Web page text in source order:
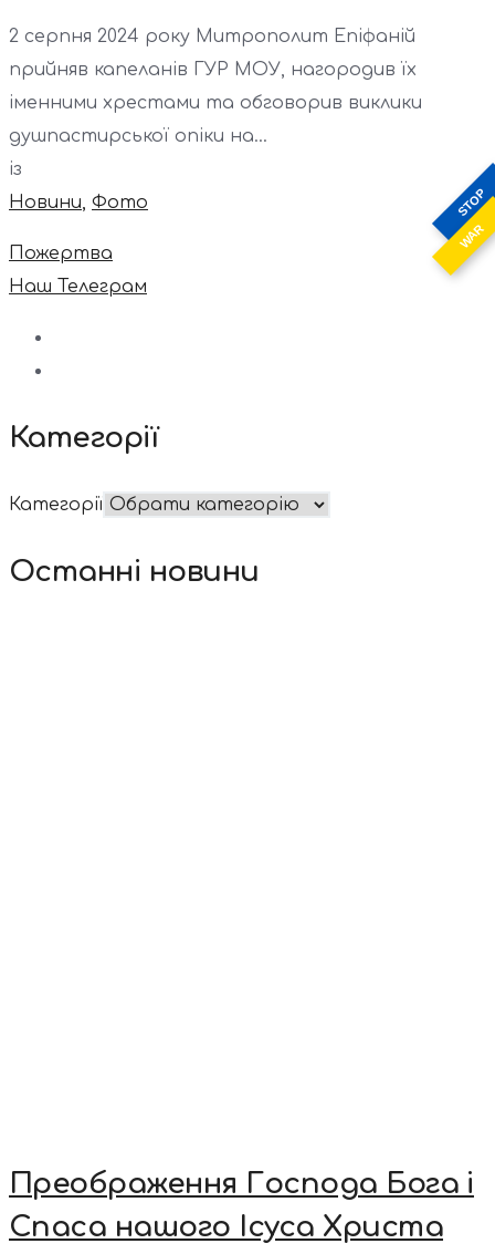
STOP
WAR
2 серпня 2024 року Митрополит Епіфаній
прийняв капеланів ГУР МОУ, нагородив їх
іменними хрестами та обговорив виклики
душпастирської опіки на...
із
Новини Фото
Пожертва
Наш Телеграм
Категорії
Категорії
Останні новини
Преображення Господа Бога і
Спаса нашого Ісуса Христа